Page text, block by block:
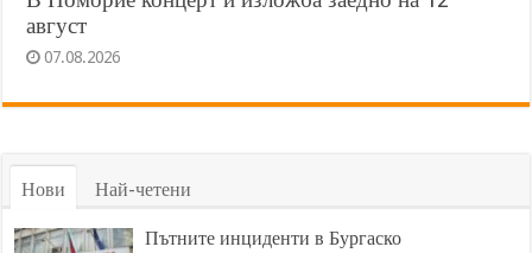
август
07.08.2026
Нови Най-четени
Пътните инциденти в Бургаско